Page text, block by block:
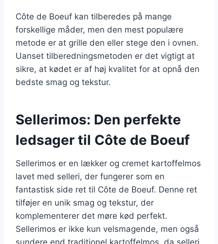
Côte de Boeuf kan tilberedes på mange
forskellige måder, men den mest populære
metode er at grille den eller stege den i ovnen.
Uanset tilberedningsmetoden er det vigtigt at
sikre, at kødet er af høj kvalitet for at opnå den
bedste smag og tekstur.
Sellerimos: Den perfekte
ledsager til Côte de Boeuf
Sellerimos er en lækker og cremet kartoffelmos
lavet med selleri, der fungerer som en
fantastisk side ret til Côte de Boeuf. Denne ret
tilføjer en unik smag og tekstur, der
komplementerer det møre kød perfekt.
Sellerimos er ikke kun velsmagende, men også
sundere end traditionel kartoffelmos, da selleri